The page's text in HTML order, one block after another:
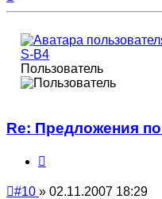
к
S-B4
Пользователь
Re: Предложения
Непрочитанное
#10 » 02.11.2007 18:29